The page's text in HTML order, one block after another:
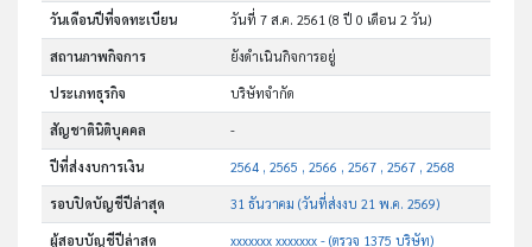
วันเดือนปีที่จดทะเบียน วันที่ 7 ส.ค. 2561(8 ปี 0 เดือน 2 วัน)
สถานภาพกิจการ ยังดำเนินกิจการอยู่
ประเภทธุรกิจ บริษัทจำกัด
สัญชาตินิติบุคคล -
ปีที่ส่งงบการเงิน 2564 , 2565 , 2566 , 2567 , 2567 , 2568
รอบปิดบัญชีปีล่าสุด 31 ธันวาคม (วันที่ส่งงบ 21 พ.ค. 2569)
ผู้สอบบัญชีปีล่าสุด xxxxxxx xxxxxxx - (ตรวจ 1375 บริษัท)